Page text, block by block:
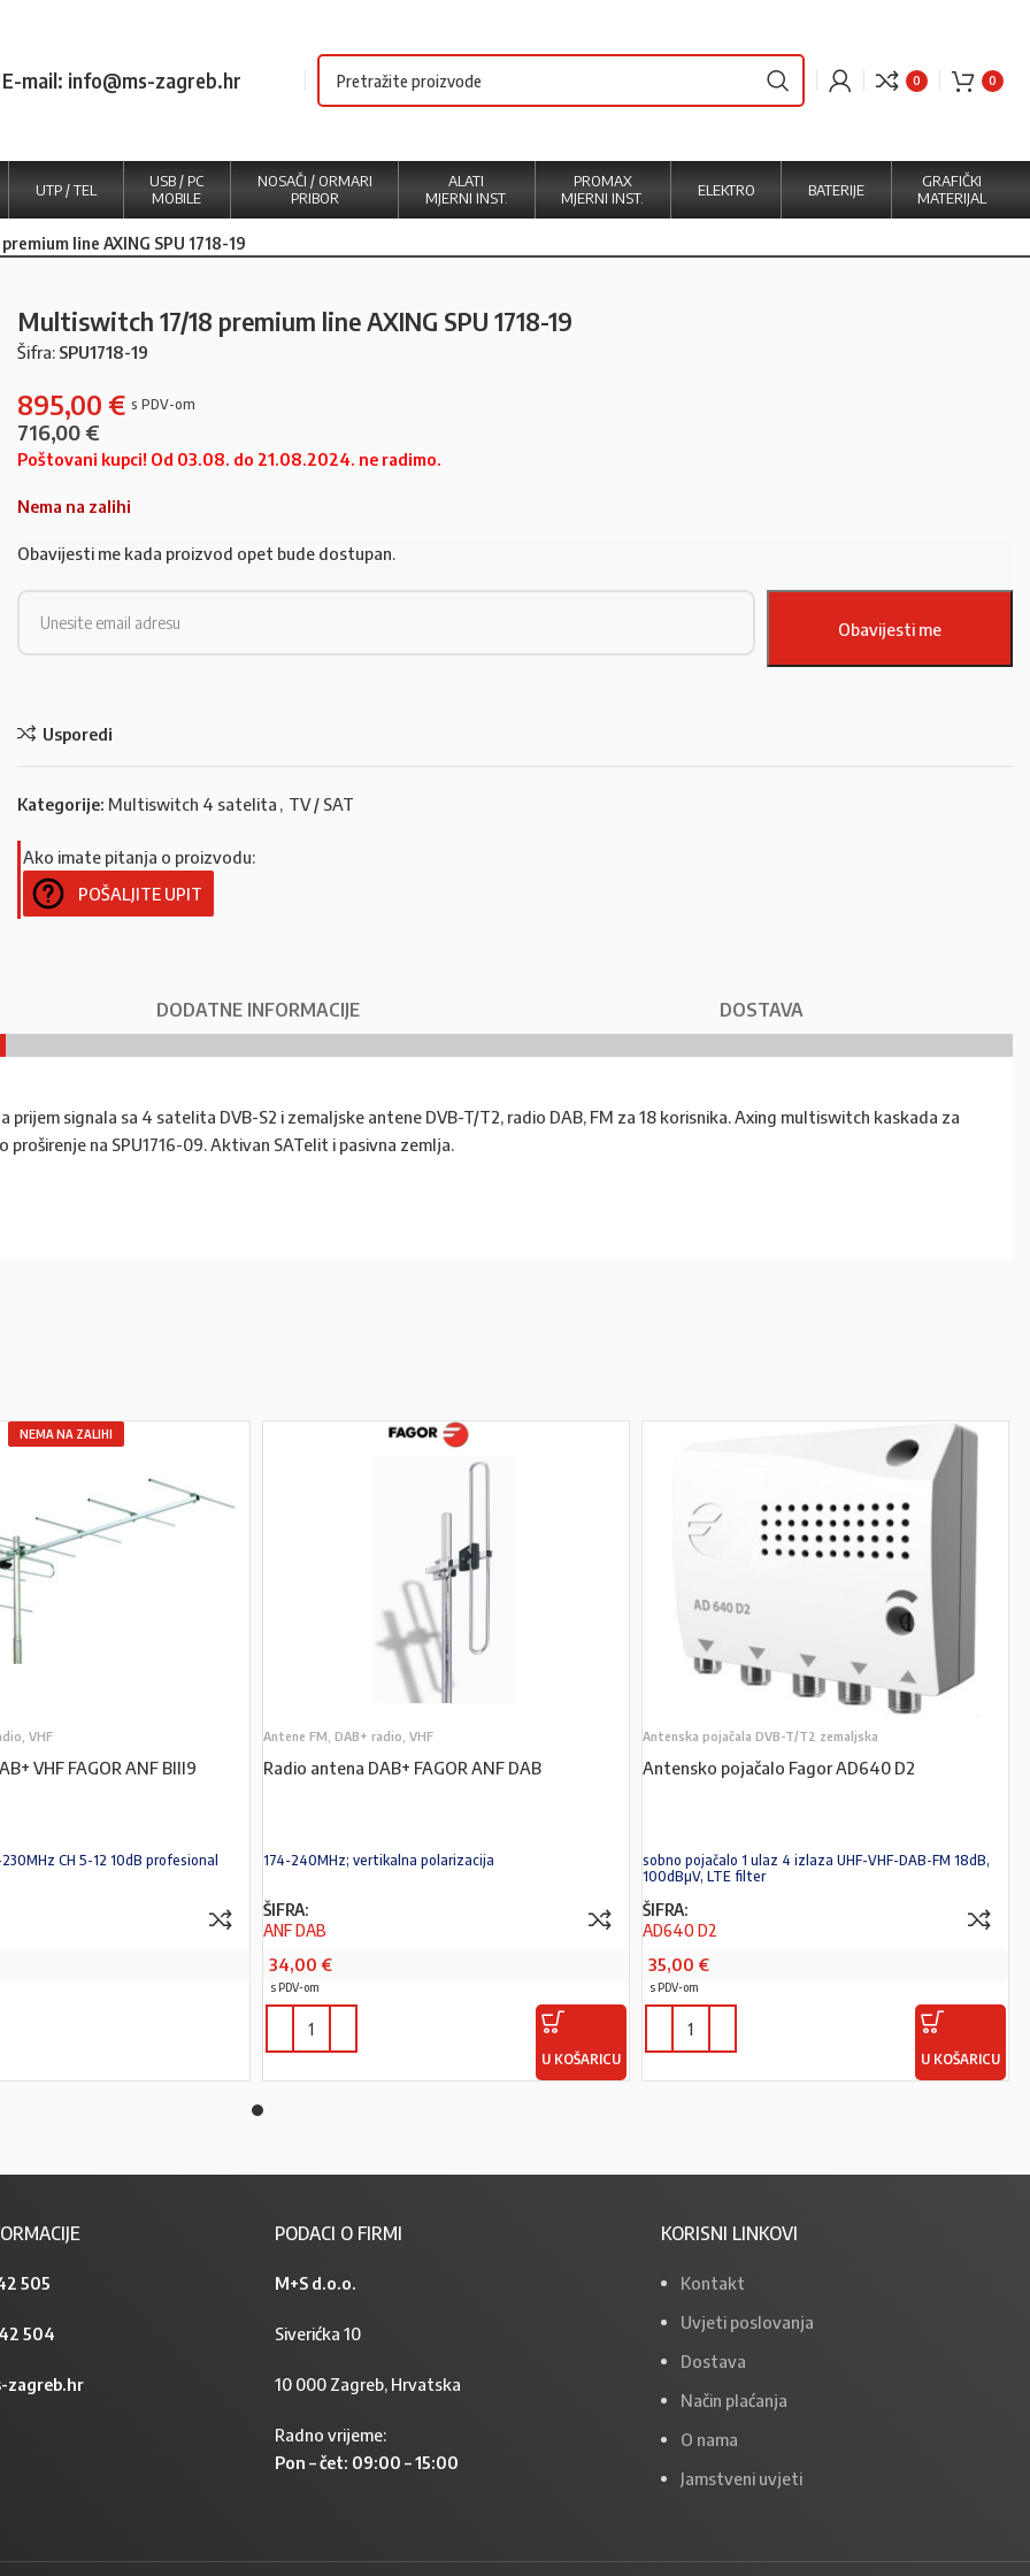
E-mail: info@ms-zagreb.hr 0 0
UTP / TEL
USB / PC
MOBILE
NOSAČI / ORMARI
PRIBOR
ALATI
MJERNI INST.
PROMAX
MJERNI INST.
ELEKTRO BATERIJE
GRAFIČKI
MATERIJAL
line AXING SPU 1718-19
Multiswitch 17/18 premium line AXING SPU 1718-19
Šifra: SPU1718-19
895,00 €
716,00 €
Poštovani kupci! Od 03.08. do 21.08.2024. ne radimo.
Nema na zalihi
Obavijesti me kada proizvod opet bude dostupan.
Usporedi
Kategorije: Multiswitch 4 satelita , TV / SAT
Ako imate pitanja o proizvodu:
POŠALJITE UPIT
DODATNE INFORMACIJE DOSTAVA
prijem signala sa 4 satelita DVB-S2 i zemaljske antene DVB-T/T2, radio DAB, FM za 18 korisnika. Axing multiswitch kaskada za
na SPU1716-09. Aktivan SATelit i pasivna zemlja.
NEMA NA ZALIHI
VHF
VHF FAGOR ANF BIII9
CH 5-12 10dB profesional
Antene FM, DAB+ radio, VHF
Radio antena DAB+ FAGOR ANF DAB
174-240MHz; vertikalna polarizacija
ŠIFRA:
ANF DAB
34,00 €
s PDV-om
U KOŠARICU
Antenska pojačala DVB-T/T2 zemaljska
Antensko pojačalo Fagor AD640 D2
sobno pojačalo 1 ulaz 4 izlaza UHF-VHF-DAB-FM 18dB,
100dBµV, LTE filter
ŠIFRA:
AD640 D2
35,00 €
s PDV-om
U KOŠARICU
505
504
zagreb.hr
PODACI O FIRMI
M+S d.o.o.
Siverićka 10
10 000 Zagreb, Hrvatska
Radno vrijeme:
Pon – čet: 09:00 – 15:00
KORISNI LINKOVI
Kontakt
Uvjeti poslovanja
Dostava
Način plaćanja
O nama
Jamstveni uvjeti